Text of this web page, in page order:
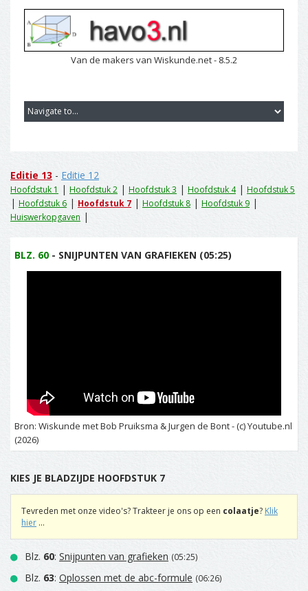
Van de makers van Wiskunde.net - 8.5.2
Editie 13 - Editie 12
Hoofdstuk 1 | Hoofdstuk 2 | Hoofdstuk 3 | Hoofdstuk 4| Hoofdstuk 5
| Hoofdstuk 6 | Hoofdstuk 7 | Hoofdstuk 8 | Hoofdstuk 9 |
Huiswerkopgaven |
BLZ. 60 - SNIJPUNTEN VAN GRAFIEKEN (05:25)
Bron: Wiskunde met Bob Pruiksma & Jurgen de Bont - (c) Youtube.nl
(2026)
KIES JE BLADZIJDE HOOFDSTUK 7
Tevreden met onze video's? Trakteer je ons op een colaatje? Klik
hier ...
Blz. 60: Snijpunten van grafieken (05:25)
Blz. 63: Oplossen met de abc-formule (06:26)